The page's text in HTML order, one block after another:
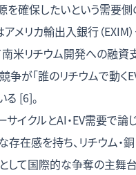
を確保したいという需要
メリカ輸出入銀行（EXIM
南米リチウム開発への融資
争が「誰のリチウムで動く
[6]。
サイクルとAI・EV需要で論
存在感を持ち、リチウム・
して国際的な争奪の主舞台